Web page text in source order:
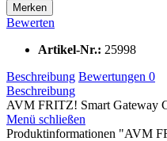
Merken
Bewerten
Artikel-Nr.: 25998
Beschreibung Bewertungen 0
Beschreibung
AVM FRITZ! Smart Gateway
Menü schließen
Produktinformationen "AVM